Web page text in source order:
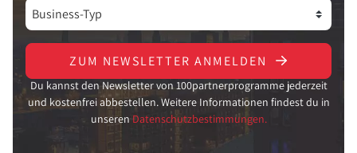
ZUM NEWSLETTER ANMELDEN
Du kannst den Newsletter von 100partnerprogramme jederzeit
und kostenfrei abbestellen. Weitere Informationen findest du in
unseren Datenschutzbestimmungen.